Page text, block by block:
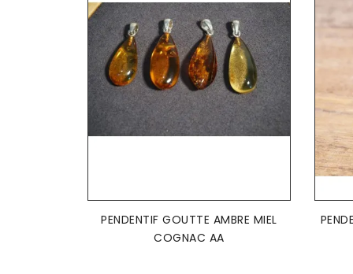
PENDENTIF GOUTTE AMBRE MIEL
COGNAC AA